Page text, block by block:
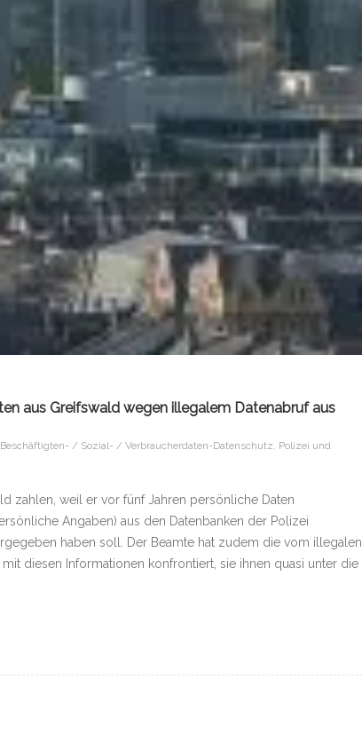
aus Greifswald wegen illegalem Datenabruf aus
Beschäftigten- / Sozial- / Verbraucherdaten-Datenschutz Polizei und
zahlen, weil er vor fünf Jahren persönliche Daten
Angaben) aus den Datenbanken der Polizei
haben soll. Der Beamte hat zudem die vom illegalen
diesen Informationen konfrontiert, sie ihnen quasi unter die